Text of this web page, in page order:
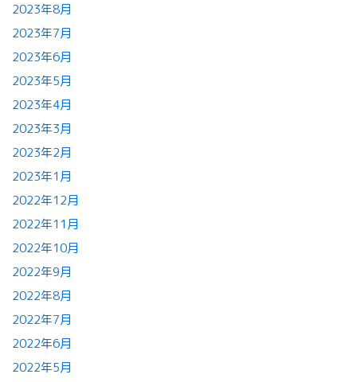
2023年8月
2023年7月
2023年6月
2023年5月
2023年4月
2023年3月
2023年2月
2023年1月
2022年12月
2022年11月
2022年10月
2022年9月
2022年8月
2022年7月
2022年6月
2022年5月